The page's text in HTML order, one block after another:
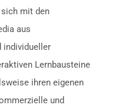
mit den
aus
individueller
Lernbausteine
ihren eigenen
und